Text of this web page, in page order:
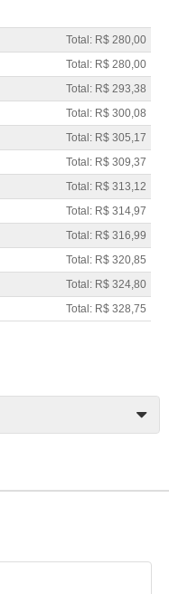
Total: R$ 280,00
Total: R$ 280,00
Total: R$ 293,38
Total: R$ 300,08
Total: R$ 305,17
Total: R$ 309,37
Total: R$ 313,12
Total: R$ 314,97
Total: R$ 316,99
Total: R$ 320,85
Total: R$ 324,80
Total: R$ 328,75